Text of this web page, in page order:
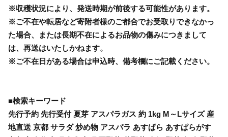
※収穫状況により、発送時期が前後する可能性があります。
※ご不在や転居など寄附者様のご都合でお受取りできなかっ
た場合、または長期不在によるお品物の傷みにつきまして
は、再送はいたしかねます。
※ご不在日がある場合は申込時、備考欄にご記載ください。
■検索キーワード
先行予約 先行受付 夏芽 アスパラガス 約 1kg M～Lサイズ 産
地直送 京都 サラダ 炒め物 アスパラ あすぱら あすぱらがす